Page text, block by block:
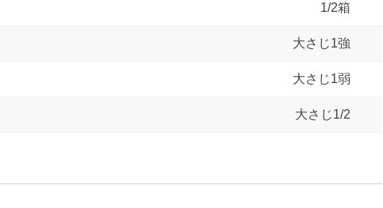
1/2箱
大さじ1強
大さじ1弱
大さじ1/2